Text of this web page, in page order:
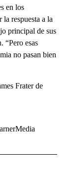
en los
la respuesta a la
principal de sus
“Pero esas
no pasan bien
Frater de